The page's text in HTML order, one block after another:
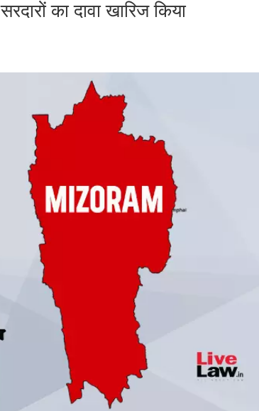
का दावा खारिज किया